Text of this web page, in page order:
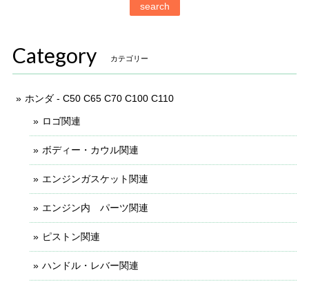
search
Category カテゴリー
ホンダ - C50 C65 C70 C100 C110
ロゴ関連
ボディー・カウル関連
エンジンガスケット関連
エンジン内 パーツ関連
ピストン関連
ハンドル・レバー関連